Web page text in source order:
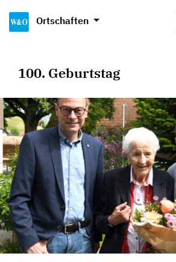
Ortschaften
100. Geburtstag